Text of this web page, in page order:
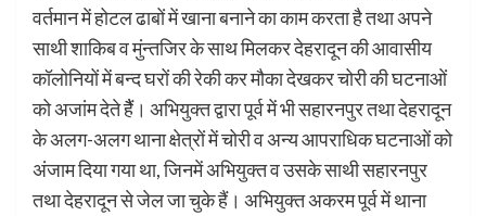
वर्तमान में होटल ढाबों में खाना बनाने का काम करता है तथा अपने
साथी शाकिब व मुंन्तजिर के साथ मिलकर देहरादून की आवासीय
कॉलोनियों में बन्द घरों की रेकी कर मौका देखकर चोरी की घटनाओं
को अजांम देते हैैं। अभियुक्त द्वारा पूर्व में भी सहारनपुर तथा देहरादून
के अलग-अलग थाना क्षेत्रों में चोरी व अन्य आपराधिक घटनाओं को
अंजाम दिया गया था, जिनमें अभियुक्त व उसके साथी सहारनपुर
तथा देहरादून से जेल जा चुके हैं। अभियुक्त अकरम पूर्व में थाना